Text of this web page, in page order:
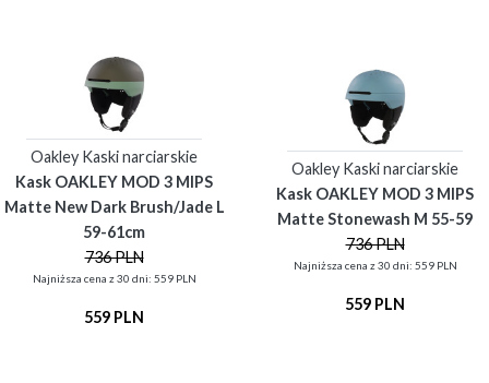
Oakley Kaski narciarskie
Kask OAKLEY MOD 3 MIPS
Matte New Dark Brush/Jade L
59-61cm
736 PLN
Najniższa cena z 30 dni: 559 PLN
559 PLN
Oakley Kaski narciarskie
Kask OAKLEY MOD 3 MIPS
Matte Stonewash M 55-59
736 PLN
Najniższa cena z 30 dni: 559 PLN
559 PLN